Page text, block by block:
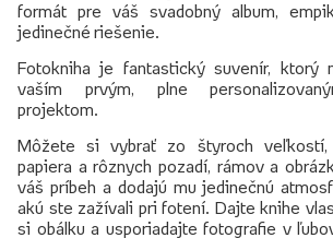
formát pre váš svadobný album,
jedinečné riešenie.
Fotokniha je fantastický suvenír, ktorý
vaším prvým, plne
projektom.
Môžete si vybrať zo štyroch veľkostí,
papiera a rôznych pozadí, rámov a
váš príbeh a dodajú mu jedinečnú
akú ste zažívali pri fotení. Dajte knihe
si obálku a usporiadajte fotografie v